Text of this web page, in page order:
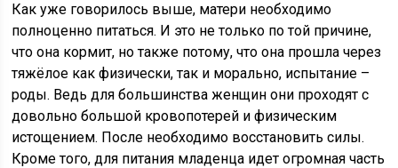
Как уже говорилось выше, матери необходимо
полноценно питаться. И это не только по той причине,
что она кормит, но также потому, что она прошла через
тяжёлое как физически, так и морально, испытание –
роды. Ведь для большинства женщин они проходят с
довольно большой кровопотерей и физическим
истощением. После необходимо восстановить силы.
Кроме того, для питания младенца идет огромная часть